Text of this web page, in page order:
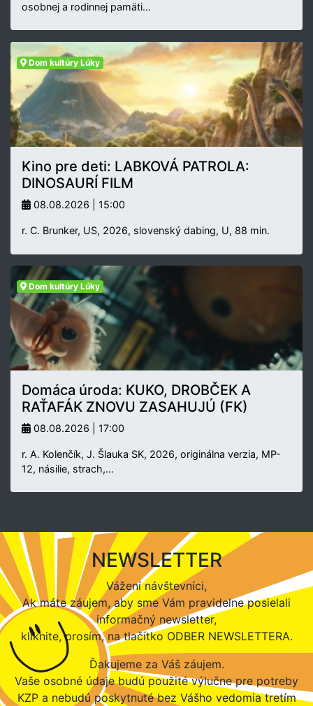
osobnej a rodinnej pamäti…
Dom kultúry Lúky
Kino pre deti: LABKOVÁ PATROLA:
DINOSAURÍ FILM
08.08.2026 | 15:00
r. C. Brunker, US, 2026, slovenský dabing, U, 88 min.
Dom kultúry Lúky
Domáca úroda: KUKO, DROBČEK A
RAŤAFÁK ZNOVU ZASAHUJÚ (FK)
08.08.2026 | 17:00
r. A. Kolenčík, J. Šlauka SK, 2026, originálna verzia, MP-
12, násilie, strach,…
NEWSLETTER
Vážení návštevníci,
Ak máte záujem, aby sme Vám pravidelne posielali
informačný newsletter,
kliknite, prosím, na tlačítko ODBER NEWSLETTERA.
Ďakujeme za Váš záujem.
Vaše osobné údaje budú použité výlučne pre potreby
KZP a nebudú poskytnuté bez Vášho vedomia tretím